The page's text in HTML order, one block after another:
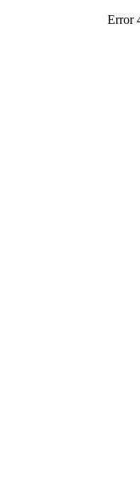
Error